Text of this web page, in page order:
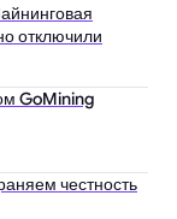
отключили
GoMining
честность